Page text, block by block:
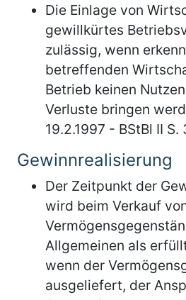
Die Einlage von
gewillkürtes
zulässig, wenn
betreffenden
Betrieb keinen
Verluste bringen
19.2.1997 - BStBl II S.
Gewinnrealisierung
Der Zeitpunkt der
wird beim Verkauf
Allgemeinen als
wenn der
ausgeliefert, der